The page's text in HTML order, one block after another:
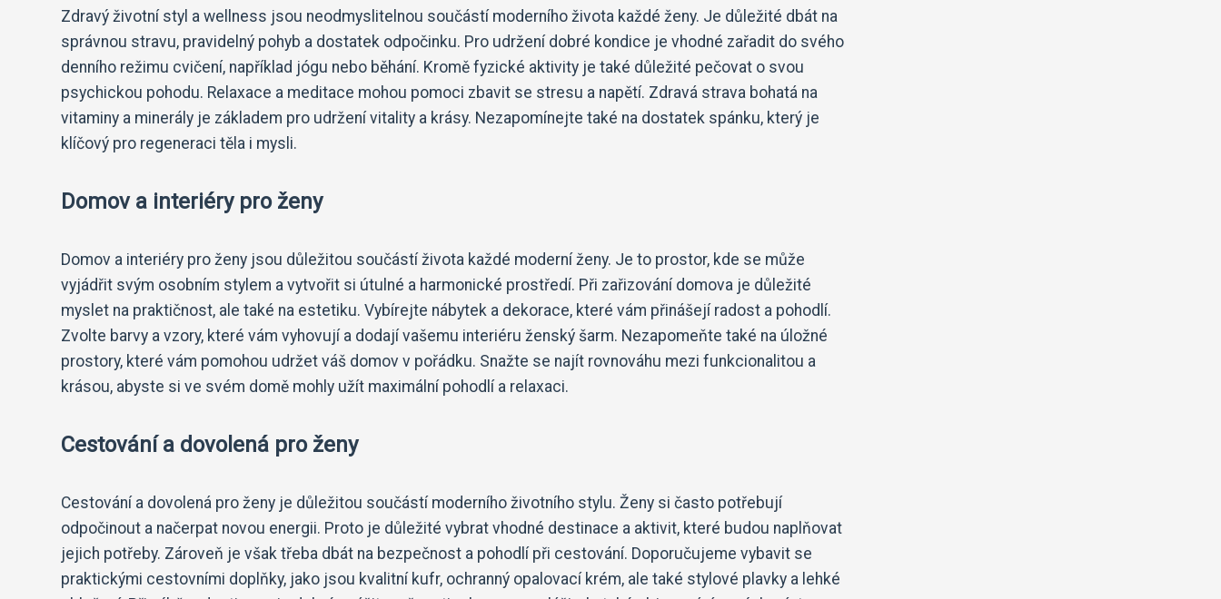
Zdravý životní styl a wellness jsou neodmyslitelnou součástí moderního života každé ženy. Je důležité dbát na
správnou stravu, pravidelný pohyb a dostatek odpočinku. Pro udržení dobré kondice je vhodné zařadit do svého
denního režimu cvičení, například jógu nebo běhání. Kromě fyzické aktivity je také důležité pečovat o svou
psychickou pohodu. Relaxace a meditace mohou pomoci zbavit se stresu a napětí. Zdravá strava bohatá na
vitaminy a minerály je základem pro udržení vitality a krásy. Nezapomínejte také na dostatek spánku, který je
klíčový pro regeneraci těla i mysli.
Domov a interiéry pro ženy
Domov a interiéry pro ženy jsou důležitou součástí života každé moderní ženy. Je to prostor, kde se může
vyjádřit svým osobním stylem a vytvořit si útulné a harmonické prostředí. Při zařizování domova je důležité
myslet na praktičnost, ale také na estetiku. Vybírejte nábytek a dekorace, které vám přinášejí radost a pohodlí.
Zvolte barvy a vzory, které vám vyhovují a dodají vašemu interiéru ženský šarm. Nezapomeňte také na úložné
prostory, které vám pomohou udržet váš domov v pořádku. Snažte se najít rovnováhu mezi funkcionalitou a
krásou, abyste si ve svém domě mohly užít maximální pohodlí a relaxaci.
Cestování a dovolená pro ženy
Cestování a dovolená pro ženy je důležitou součástí moderního životního stylu. Ženy si často potřebují
odpočinout a načerpat novou energii. Proto je důležité vybrat vhodné destinace a aktivit, které budou naplňovat
jejich potřeby. Zároveň je však třeba dbát na bezpečnost a pohodlí při cestování. Doporučujeme vybavit se
praktickými cestovními doplňky, jako jsou kvalitní kufr, ochranný opalovací krém, ale také stylové plavky a lehké